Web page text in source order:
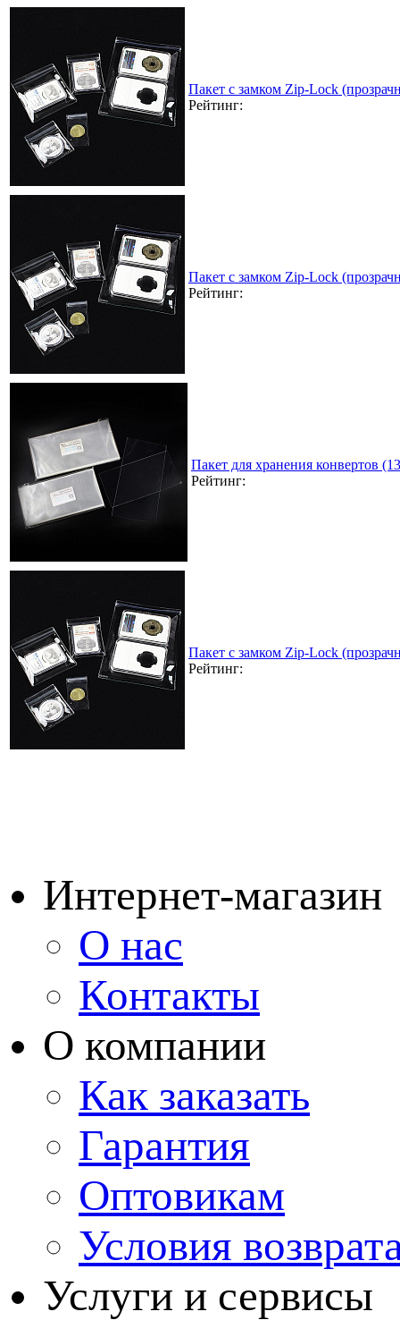
Пакет с замком Zip-Lock
Рейтинг:
Пакет с замком Zip-Lock
Рейтинг:
Пакет для хранения конвертов
Рейтинг:
Пакет с замком Zip-Lock
Рейтинг:
Интернет-магазин
О нас
Контакты
О компании
Как заказать
Гарантия
Оптовикам
Условия
Услуги и сервисы